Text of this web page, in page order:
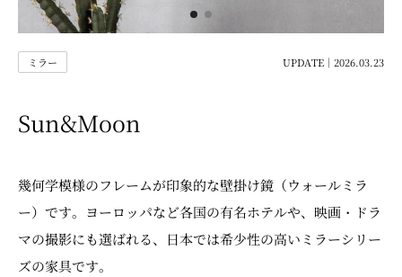
ミラー UPDATE｜2026.03.23
Sun&Moon
幾何学模様のフレームが印象的な壁掛け鏡（ウォールミラ
ー）です。ヨーロッパなど各国の有名ホテルや、映画・ドラ
マの撮影にも選ばれる、日本では希少性の高いミラーシリー
ズの家具です。